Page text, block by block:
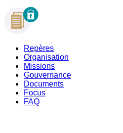
Repères
Organisation
Missions
Gouvernance
Documents
Focus
FAQ